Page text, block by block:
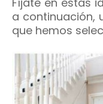
a continuación,
que hemos